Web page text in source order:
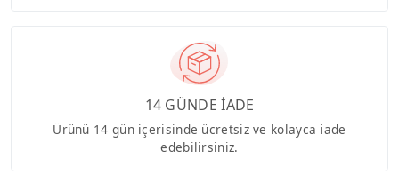
14 GÜNDE İADE
Ürünü 14 gün içerisinde ücretsiz ve kolayca iade
edebilirsiniz.